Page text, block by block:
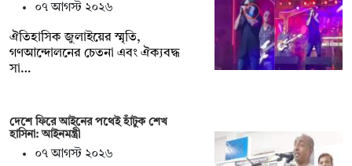
০৭ আগস্ট ২০২৬
ঐতিহাসিক জুলাইয়ের স্মৃতি,
গণআন্দোলনের চেতনা এবং ঐক্যবদ্ধ
সা…
দেশে ফিরে আইনের পথেই হাঁটুক শেখ
হাসিনা: আইনমন্ত্রী
০৭ আগস্ট ২০২৬